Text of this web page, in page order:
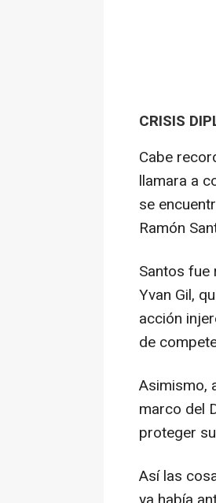
CRISIS
Cabe
llamara a
se
Ramón
Santos fue
Yvan Gil,
acción
de
Asimismo,
marco del
proteger
Así las